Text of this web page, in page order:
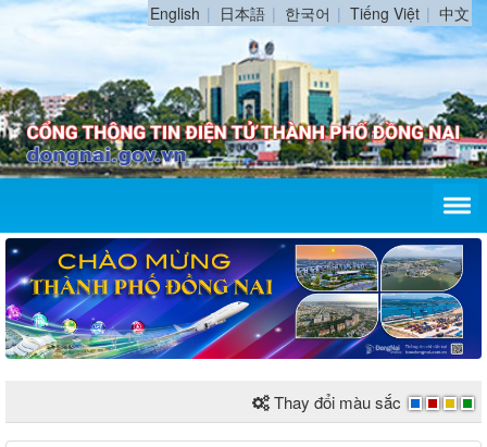
English 日本語 한국어 Tiếng Việt 中文
Thay đổi màu sắc